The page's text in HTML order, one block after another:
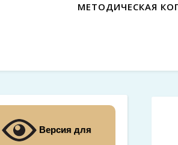
МЕТОДИЧЕСКАЯ
Версия для